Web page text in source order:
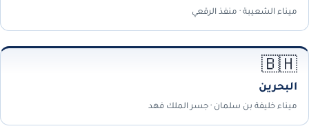
ميناء الشعيبة · منفذ الرقعي
🇧🇭
البحرين
ميناء خليفة بن سلمان · جسر الملك فهد